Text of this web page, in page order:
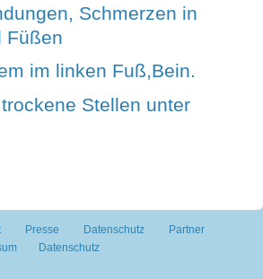
Schmerzen in
Füßen
im linken Fuß,Bein.
Stellen unter
Presse Datenschutz
Partner
Datenschutz